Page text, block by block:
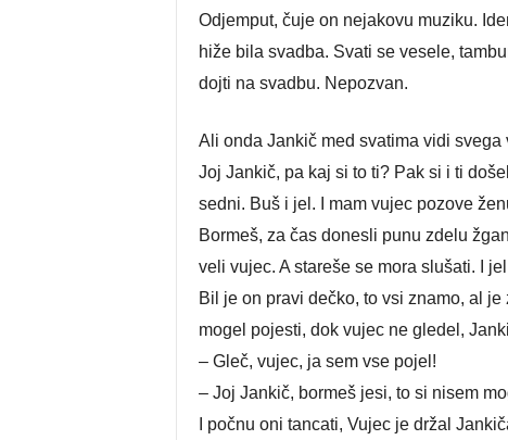
Odjemput, čuje on nejakovu muziku.
hiže bila svadba. Svati se vesele,
dojti na svadbu. Nepozvan.
Ali onda Jankič med svatima vidi
Joj Jankič, pa kaj si to ti? Pak si i ti
sedni. Buš i jel. I mam vujec pozove
Bormeš, za čas donesli punu zdelu
veli vujec. A stareše se mora slušati. I
Bil je on pravi dečko, to vsi znamo, al
mogel pojesti, dok vujec ne gledel,
– Gleč, vujec, ja sem vse pojel!
– Joj Jankič, bormeš jesi, to si nisem
I počnu oni tancati, Vujec je držal